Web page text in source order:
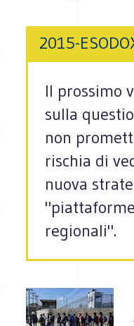
2015-
Il prossimo
sulla
non
rischia di
nuova
regionali".